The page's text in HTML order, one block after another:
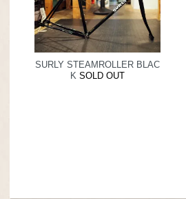
SURLY STEAMROLLER BLAC
K SOLD OUT